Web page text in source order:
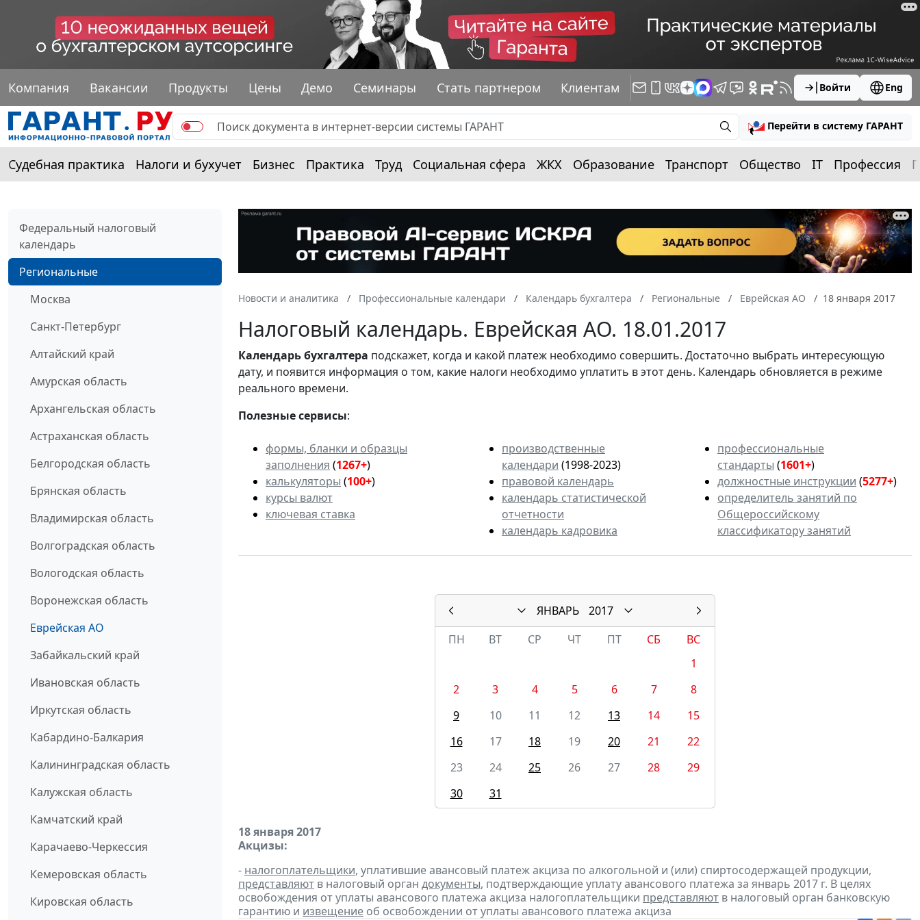
Компания Вакансии Продукты Цены Демо Семинары Стать партнером Клиентам Войти Eng
Перейти в систему ГАРАНТ
Судебная практика Налоги и бухучет Бизнес Практика Труд Социальная сфера ЖКХ Образование Транспорт Общество IT Профессия
Федеральный налоговый
календарь
Региональные
Москва
Санкт-Петербург
Алтайский край
Амурская область
Архангельская область
Астраханская область
Белгородская область
Брянская область
Владимирская область
Волгоградская область
Вологодская область
Воронежская область
Еврейская АО
Забайкальский край
Ивановская область
Иркутская область
Кабардино-Балкария
Калининградская область
Калужская область
Камчатский край
Карачаево-Черкессия
Кемеровская область
Кировская область
Новости и аналитика Профессиональные календари Календарь бухгалтера Региональные Еврейская АО 18 января 2017
Налоговый календарь. Еврейская АО. 18.01.2017
Календарьбухгалтера подскажет, когда и какой платеж необходимо совершить. Достаточно выбрать интересующую
дату, и появится информация о том, какие налоги необходимо уплатить в этот день. Календарь обновляется в режиме
реального времени.
Полезные сервисы:
формы, бланки и образцы
заполнения (1267+)
калькуляторы (100+)
курсы валют
ключевая ставка
производственные
календари (1998-2023)
правовой календарь
календарь статистической
отчетности
календарь кадровика
профессиональные
стандарты (1601+)
должностные инструкции (5277+)
определитель занятий по
Общероссийскому
классификатору занятий
ЯНВАРЬ
2017
ПН
ВТ СР ЧТ ПТ СБ
ВС
1
2
3 4 5 6 7
8
9
10 11 12 13 14
15
16
17 18 19 20 21
22
23
24 25 26 27 28
29
30
31
18 января 2017
Акцизы:
- налогоплательщики, уплатившие авансовый платеж акциза по алкогольной и (или) спиртосодержащей продукции,
представляют в налоговый орган документы, подтверждающие уплату авансового платежа за январь 2017 г. В целях
освобождения от уплаты авансового платежа акциза налогоплательщики представляют в налоговый орган банковскую
гарантию и извещение об освобождении от уплаты авансового платежа акциза